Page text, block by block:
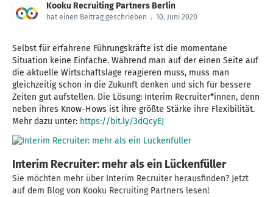
Kooku Recruiting Partners Berlin
hat einen Beitrag geschrieben . 10. Juni 2020
Selbst für erfahrene Führungskräfte ist die momentane
Situation keine Einfache. Während man auf der einen Seite auf
die aktuelle Wirtschaftslage reagieren muss, muss man
gleichzeitig schon in die Zukunft denken und sich für bessere
Zeiten gut aufstellen. Die Lösung: Interim Recruiter*innen, denn
neben ihres Know-Hows ist ihre größte Stärke ihre Flexibilität.
Mehr dazu unter: https://bit.ly/3dQcyEJ
Interim Recruiter: mehr als ein Lückenfüller
Sie möchten mehr über Interim Recruiter herausfinden? Jetzt
auf dem Blog von Kooku Recruiting Partners lesen!